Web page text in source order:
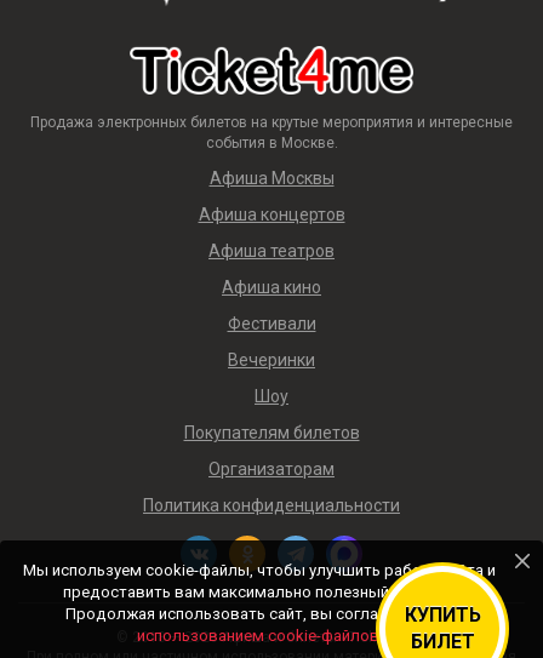
КУПИТЬ
БИЛЕТ
Продажа электронных билетов на крутые мероприятия и интересные
события в Москве.
Афиша Москвы
Афиша концертов
Афиша театров
Афиша кино
Фестивали
Вечеринки
Шоу
Покупателям билетов
Организаторам
Политика конфиденциальности
© 2018 — 2026 Афиша и билеты «Ticket4me»
Мы используем cookie-файлы, чтобы улучшить работу сайта и
предоставить вам максимально полезный контент.
Продолжая использовать сайт, вы соглашаетесь с
использованием cookie-файлов.